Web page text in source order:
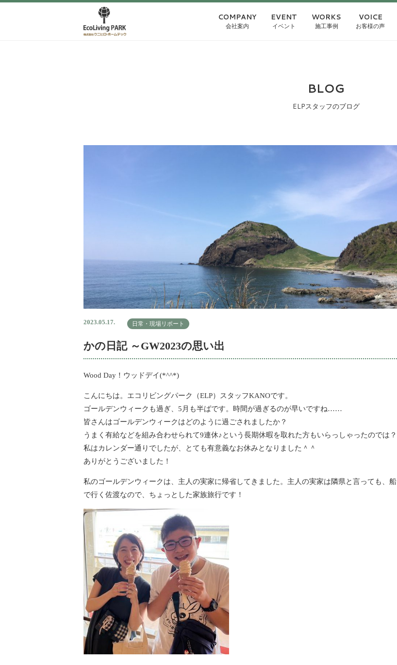
COMPANY
会社案内
EVENT
イベント
WORKS
施工事例
VOICE
お客様の声
BLOG
ELPスタッフのブログ
2023.05.17. 日常・現場リポート
かの日記 ～GW2023の思い出
Wood Day！ウッドデイ(*^^*)
こんにちは。エコリビングパーク（ELP）スタッフKANOです。
ゴールデンウィークも過ぎ、5月も半ばです。時間が過ぎるのが早いですね……
皆さんはゴールデンウィークはどのように過ごされましたか？
うまく有給などを組み合わせられて9連休♪という長期休暇を取れた方もいらっしゃったのでは？
私はカレンダー通りでしたが、とても有意義なお休みとなりました＾＾
ありがとうございました！
私のゴールデンウィークは、主人の実家に帰省してきました。主人の実家は隣県と言っても、船
で行く佐渡なので、ちょっとした家族旅行です！